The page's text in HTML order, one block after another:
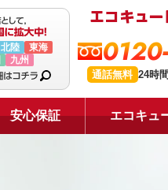
北陸
東海
九州
通話無料 24時
安心保証 エコキュ